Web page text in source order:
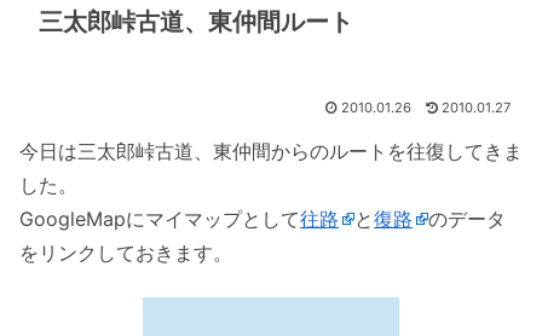
三太郎峠古道、東仲間ルート
2010.01.26 2010.01.27
今日は三太郎峠古道、東仲間からのルートを往復してきま
した。
GoogleMapにマイマップとして往路 と復路
のデータ
をリンクしておきます。